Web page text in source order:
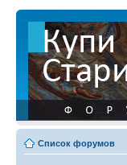
Список форумов